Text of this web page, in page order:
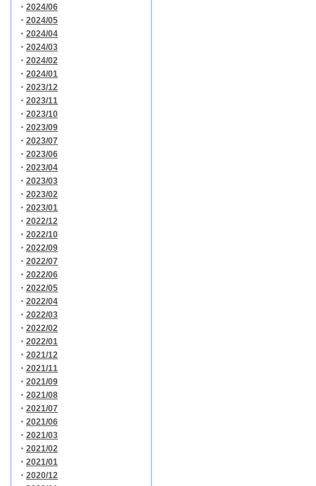
・ 2024/06
・ 2024/05
・ 2024/04
・ 2024/03
・ 2024/02
・ 2024/01
・ 2023/12
・ 2023/11
・ 2023/10
・ 2023/09
・ 2023/07
・ 2023/06
・ 2023/04
・ 2023/03
・ 2023/02
・ 2023/01
・ 2022/12
・ 2022/10
・ 2022/09
・ 2022/07
・ 2022/06
・ 2022/05
・ 2022/04
・ 2022/03
・ 2022/02
・ 2022/01
・ 2021/12
・ 2021/11
・ 2021/09
・ 2021/08
・ 2021/07
・ 2021/06
・ 2021/03
・ 2021/02
・ 2021/01
・ 2020/12